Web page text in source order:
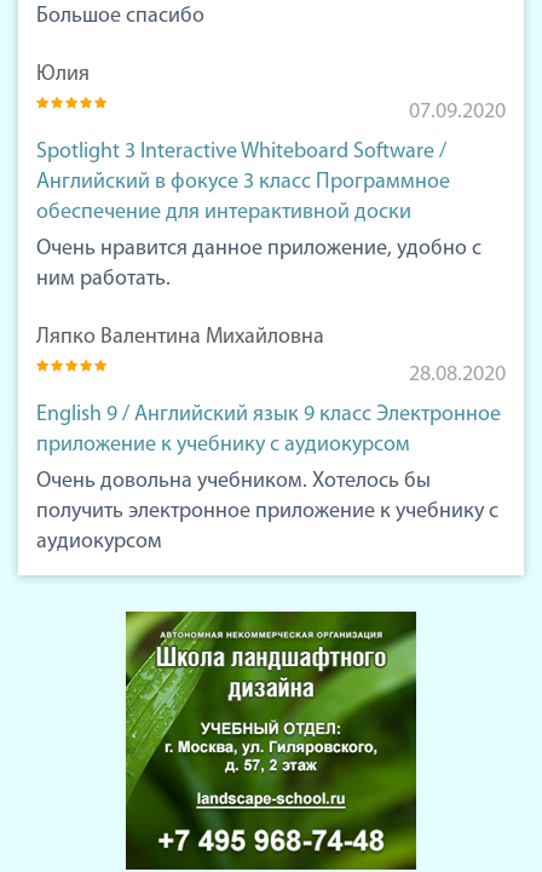
Большое спасибо
Юлия
07.09.2020
Spotlight 3 Interactive Whiteboard Software /
Английский в фокусе 3 класс Программное
обеспечение для интерактивной доски
Очень нравится данное приложение, удобно с
ним работать.
Ляпко Валентина Михайловна
28.08.2020
English 9 / Английский язык 9 класс Электронное
приложение к учебнику с аудиокурсом
Очень довольна учебником. Хотелось бы
получить электронное приложение к учебнику с
аудиокурсом